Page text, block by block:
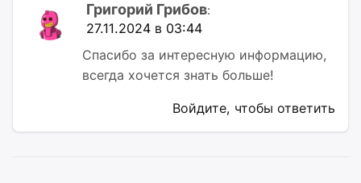
Григорий Грибов:
27.11.2024 в 03:44
Спасибо за интересную информацию,
всегда хочется знать больше!
Войдите, чтобы ответить